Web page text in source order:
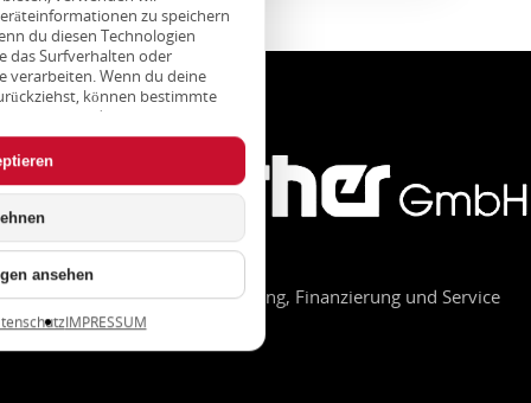
zu speichern
du diesen Technologien
das Surfverhalten oder
verarbeiten. Wenn du deine
können bestimmte
werden.
ansehen
IMPRESSUM
Ihr Autohaus für Verkauf, Leasing, Finanzierung und Service
in Forst und Karlsruhe.